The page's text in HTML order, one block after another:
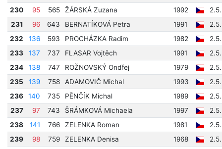
230
95 565 ŽÁRSKÁ Zuzana 1992
231
96 643 BERNATÍKOVÁ Petra 1991
232
136 593 PROCHÁZKA Radim 1982
233
137 737 FLASAR Vojtěch 1991
234
138 747 ROŽNOVSKÝ Ondřej 1979
235
139 758 ADAMOVIČ Michal 1993
236
140 735 PĚNČÍK Michal 1989
237
97 743 ŠRÁMKOVÁ Michaela 1997
238
141 766 ZELENKA Roman 1981
239
98 759 ZELENKA Denisa 1968